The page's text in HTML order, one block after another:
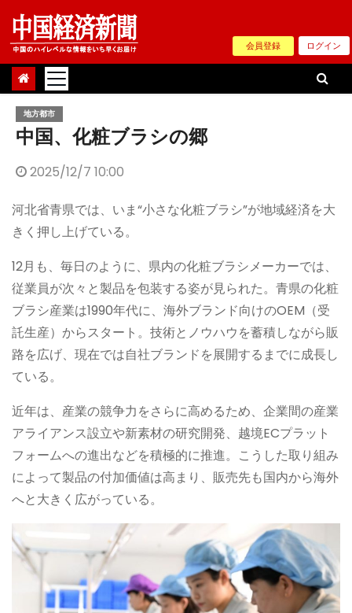
Skip
content
会員登録 ログイン
地方都市
中国、化粧ブラシの郷
2025/12/7 10:00
河北省青県では、いま“小さな化粧ブラシ”が地域経済を大
きく押し上げている。
12月も、毎日のように、県内の化粧ブラシメーカーでは、
従業員が次々と製品を包装する姿が見られた。青県の化粧
ブラシ産業は1990年代に、海外ブランド向けのOEM（受
託生産）からスタート。技術とノウハウを蓄積しながら販
路を広げ、現在では自社ブランドを展開するまでに成長し
ている。
近年は、産業の競争力をさらに高めるため、企業間の産業
アライアンス設立や新素材の研究開発、越境ECプラット
フォームへの進出などを積極的に推進。こうした取り組み
によって製品の付加価値は高まり、販売先も国内から海外
へと大きく広がっている。